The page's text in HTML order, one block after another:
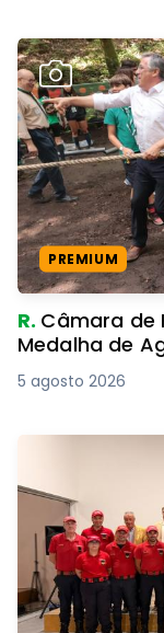
PREMIUM
R. Câmara de
Medalha de
5 agosto 2026